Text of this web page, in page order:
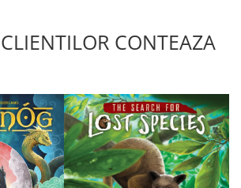
CONTEAZA